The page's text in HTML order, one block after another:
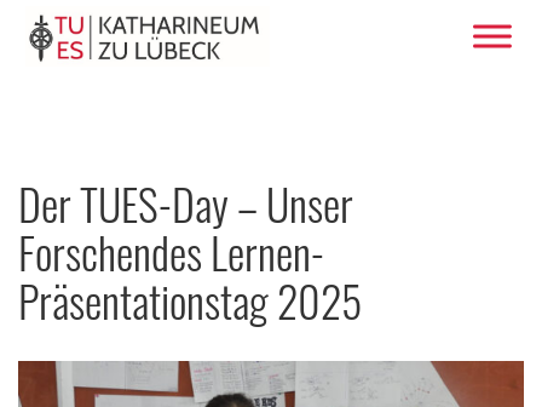
Der TUES-Day – Unser
Forschendes Lernen-
Präsentationstag 2025